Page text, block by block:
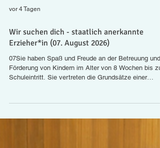
vor 4 Tagen
Wir suchen dich - staatlich anerkannte
Erzieher*in (07. August 2026)
07Sie haben Spaß und Freude an der Betreuung und
Entwicklung eines jeden Kindes setzt. Für unsere